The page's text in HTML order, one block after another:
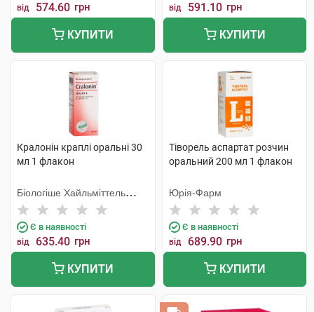
від 574.60 грн
КУПИТИ
від 591.10 грн
КУПИТИ
Кралонін краплі оральні 30
мл 1 флакон
Біологіше Хайльміттель
Хеель
Є в наявності
від 635.40 грн
КУПИТИ
Тіворель аспартат розчин
оральний 200 мл 1 флакон
Юрія-Фарм
Є в наявності
від 689.90 грн
КУПИТИ